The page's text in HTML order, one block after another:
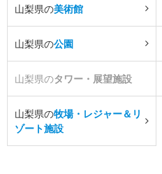
山梨県の美術館
山梨県の公園
山梨県のタワー・展望施設
山梨県の牧場・レジャー＆リ
ゾート施設